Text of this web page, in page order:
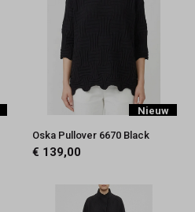
Nieuw
Oska Pullover 6670 Black
€ 139,00